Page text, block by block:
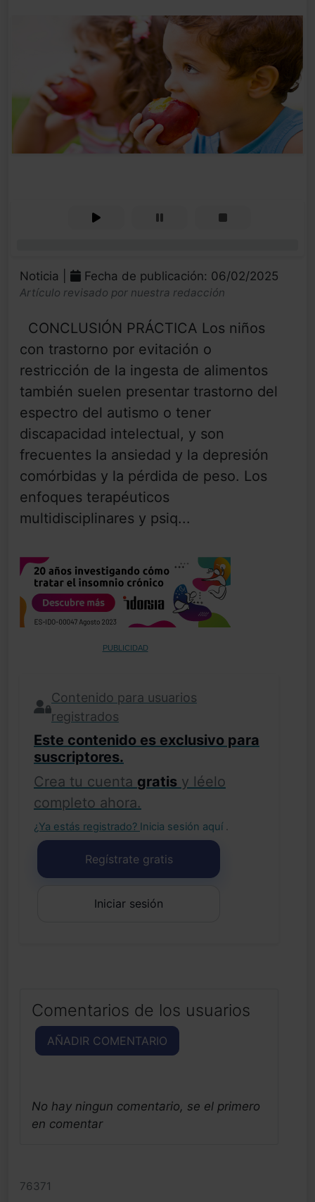
Noticia | Fecha de publicación: 06/02/2025
Artículo revisado por nuestra redacción
CONCLUSIÓN PRÁCTICA Los niños
con trastorno por evitación o
restricción de la ingesta de alimentos
también suelen presentar trastorno del
espectro del autismo o tener
discapacidad intelectual, y son
frecuentes la ansiedad y la depresión
comórbidas y la pérdida de peso. Los
enfoques terapéuticos
multidisciplinares y psiq...
PUBLICIDAD
Contenido para usuarios
registrados
Este contenido es exclusivo para
suscriptores.
Crea tu cuenta gratis y léelo
completo ahora.
¿Ya estás registrado? Inicia sesión aquí .
Regístrate gratis
Iniciar sesión
Comentarios de los usuarios
AÑADIR COMENTARIO
No hay ningun comentario, se el primero
en comentar
76371